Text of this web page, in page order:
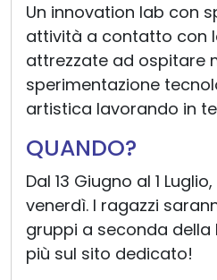
Un innovation lab con
attività a contatto con
attrezzate ad ospitare
sperimentazione
artistica lavorando in
QUANDO?
Dal 13 Giugno al 1
venerdì. I ragazzi
gruppi a seconda della
più sul sito dedicato!